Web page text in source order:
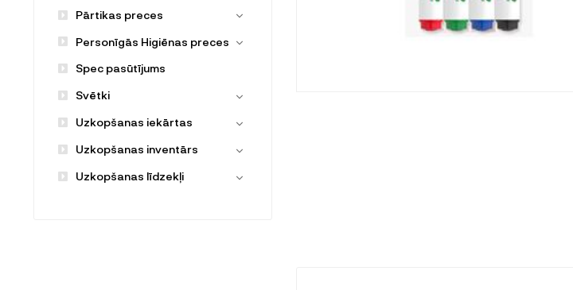
Pārtikas preces
Personīgās Higiēnas preces
Spec pasūtījums
Svētki
Uzkopšanas iekārtas
Uzkopšanas inventārs
Uzkopšanas līdzekļi